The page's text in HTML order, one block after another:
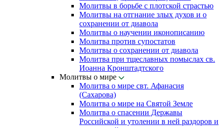
Молитвы в борьбе с плотской страстью
Молитвы на отгнание злых духов и о
сохранении от диавола
Молитвы о научении иконописанию
Молитва против супостатов
Молитвы о сохранении от диавола
Молитва при тщеславных помыслах св.
Иоанна Кронштадтского
Молитвы о мире
Молитва о мире свт. Афанасия
(Сахарова)
Молитва о мире на Святой Земле
Молитва о спасении Державы
Российской и утолении в ней раздоров и